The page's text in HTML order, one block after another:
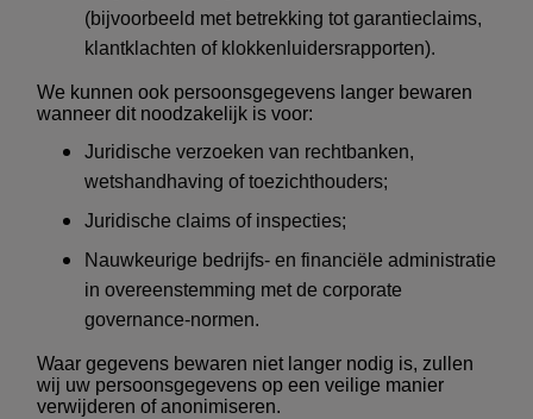
(bijvoorbeeld met betrekking tot garantieclaims,
klantklachten of klokkenluidersrapporten).
We kunnen ook persoonsgegevens langer bewaren
wanneer dit noodzakelijk is voor:
Juridische verzoeken van rechtbanken,
wetshandhaving of toezichthouders;
Juridische claims of inspecties;
Nauwkeurige bedrijfs- en financiële administratie
in overeenstemming met de corporate
governance-normen.
Waar gegevens bewaren niet langer nodig is, zullen
wij uw persoonsgegevens op een veilige manier
verwijderen of anonimiseren.